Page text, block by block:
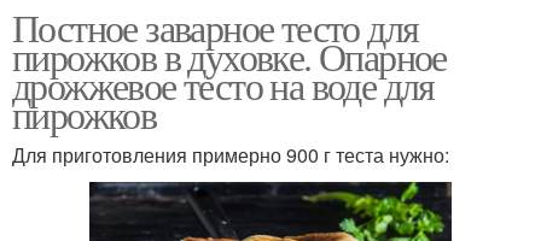
Постное заварное тесто для
пирожков в духовке. Опарное
дрожжевое тесто на воде для
пирожков
Для приготовления примерно 900 г теста нужно: